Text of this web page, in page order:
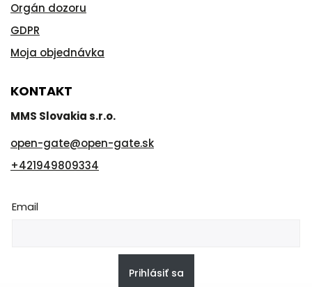
Orgán dozoru
GDPR
Moja objednávka
KONTAKT
MMS Slovakia s.r.o.
open-gate@open-gate.sk
+421949809334
Email
Prihlásiť sa